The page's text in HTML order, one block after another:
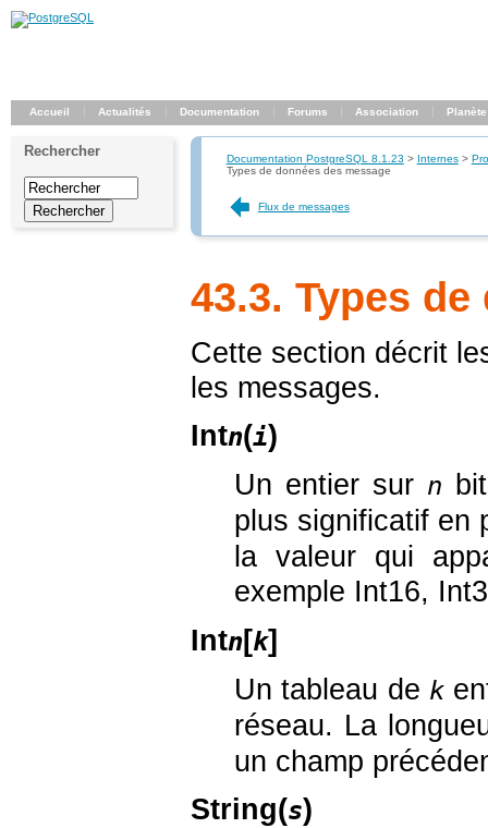
Accueil Actualités Documentation Forums Association Planète
Rechercher Documentation PostgreSQL 8.1.23 > Internes>
Types de données des message
Flux de messages
43.3. Types
Cette section décrit
les messages.
Intn(i)
Un entier sur n
plus significatif en
la valeur qui
exemple Int16,
Intn[k]
Un tableau de k
réseau. La
un champ
String(s)